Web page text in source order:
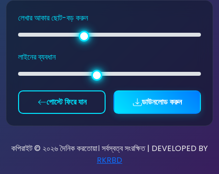
লেখার আকার ছোট-বড় করুন
লাইনের ব্যবধান
পোস্টে ফিরে যান ডাউনলোড করুন
কপিরাইট © ২০২৬ দৈনিক করতোয়া। সর্বস্বত্ব সংরক্ষিত | DEVELOPED BY
RKRBD